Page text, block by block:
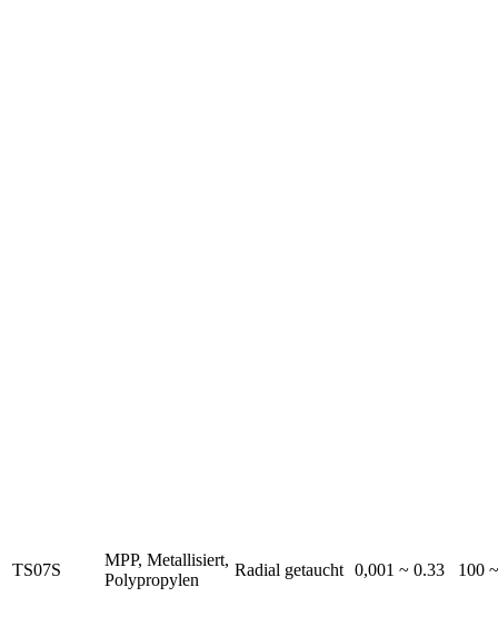
TS07S
MPP, Metallisiert,
Polypropylen
Radial getaucht 0,001 ~ 0.33 100